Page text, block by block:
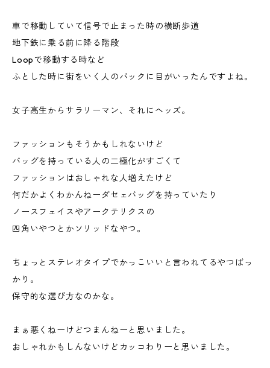
車で移動していて信号で止まった時の横断歩道
地下鉄に乗る前に降る階段
Loopで移動する時など
ふとした時に街をいく人のバックに目がいったんですよね。
女子高生からサラリーマン、それにヘッズ。
ファッションもそうかもしれないけど
バッグを持っている人の二極化がすごくて
ファッションはおしゃれな人増えたけど
何だかよくわかんねーダセェバッグを持っていたり
ノースフェイスやアークテリクスの
四角いやつとかソリッドなやつ。
ちょっとステレオタイプでかっこいいと言われてるやつばっ
かり。
保守的な選び方なのかな。
まぁ悪くねーけどつまんねーと思いました。
おしゃれかもしんないけどカッコわりーと思いました。